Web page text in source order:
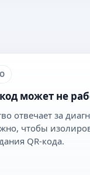
может не
отвечает за
чтобы
QR-кода.